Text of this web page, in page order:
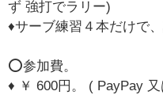
ず 強打でラリー)
♦️サーブ練習４本だけで
⭕️参加費。
♦️ ￥ 600円。 ( PayPay